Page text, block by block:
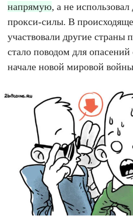
напрямую, а не использовал
прокси-силы. В
участвовали другие
стало поводом для
начале новой мировой